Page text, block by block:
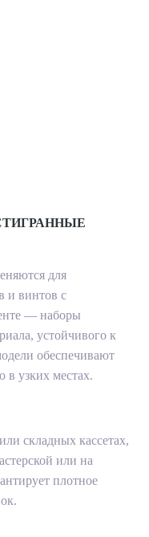
для
и винтов с
— наборы
устойчивого к
обеспечивают
в узких местах.
складных кассетах,
или на
плотное